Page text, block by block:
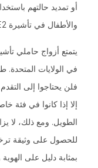
أو تمديد حالتهم
والأطفال في تأشيرة E2.
فلن يحتاجوا إلى
الطويل. ومع ذلك، لا
بمثابة دليل على